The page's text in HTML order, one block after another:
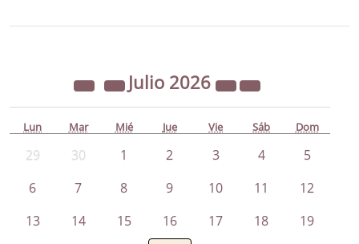
Julio 2026
Lun Mar Mié Jue Vie Sáb Dom
29 30 1 2 3 4
5
6
7 8 9 10 11
12
13
14 15 16 17 18 19